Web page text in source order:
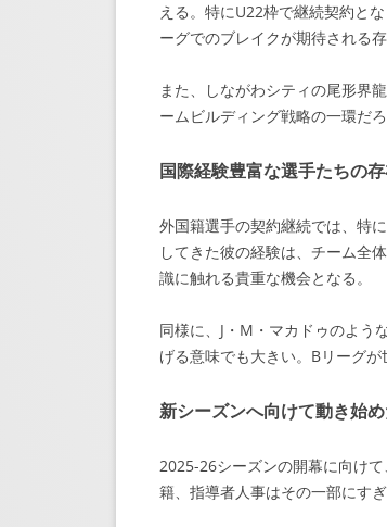
える。特にU22枠で継続契約と
ーグでのブレイクが期待される存
また、しながわシティの尾形界
ームビルディング戦略の一環だ
国際経験豊富な選手たちの
外国籍選手の契約継続では、特
してきた彼の経験は、チーム全
識に触れる貴重な機会となる。
同様に、J・M・マカドゥのよう
げる意味でも大きい。Bリーグ
新シーズンへ向けて動き始
2025-26シーズンの開幕に向け
籍、指導者人事はその一部にす